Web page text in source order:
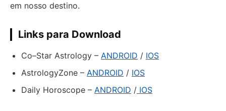
em nosso destino.
Links para Download
Co–Star Astrology – ANDROID / IOS
AstrologyZone – ANDROID / IOS
Daily Horoscope – ANDROID / IOS